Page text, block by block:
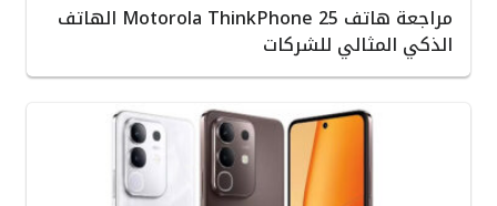
مراجعة هاتف Motorola ThinkPhone 25 الهاتف
الذكي المثالي للشركات